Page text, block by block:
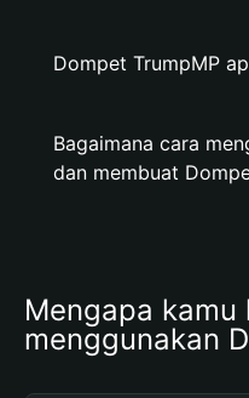
Dompet TrumpMP
Bagaimana cara
dan membuat
Mengapa kamu
menggunakan